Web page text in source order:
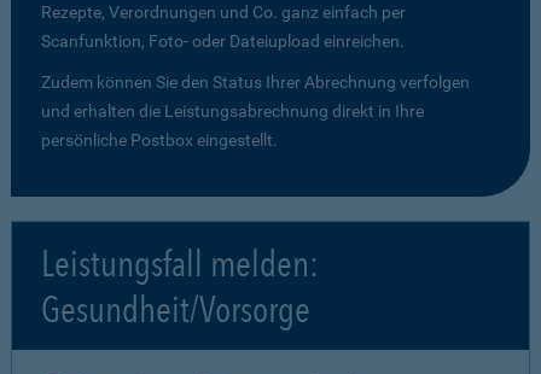
Rezepte, Verordnungen und Co. ganz einfach per
Scanfunktion, Foto- oder Dateiupload einreichen.
Zudem können Sie den Status Ihrer Abrechnung verfolgen
und erhalten die Leistungsabrechnung direkt in Ihre
persönliche Postbox eingestellt.
Leistungsfall melden:
Gesundheit/Vorsorge